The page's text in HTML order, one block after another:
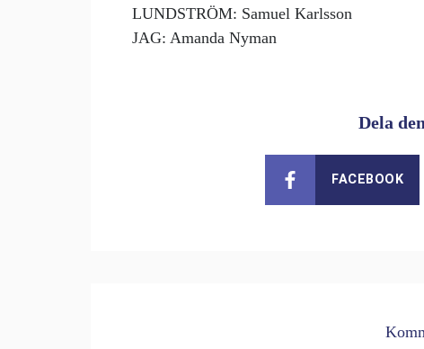
LUNDSTRÖM: Samuel Karlsson
JAG: Amanda Nyman
Dela
FACEBOOK